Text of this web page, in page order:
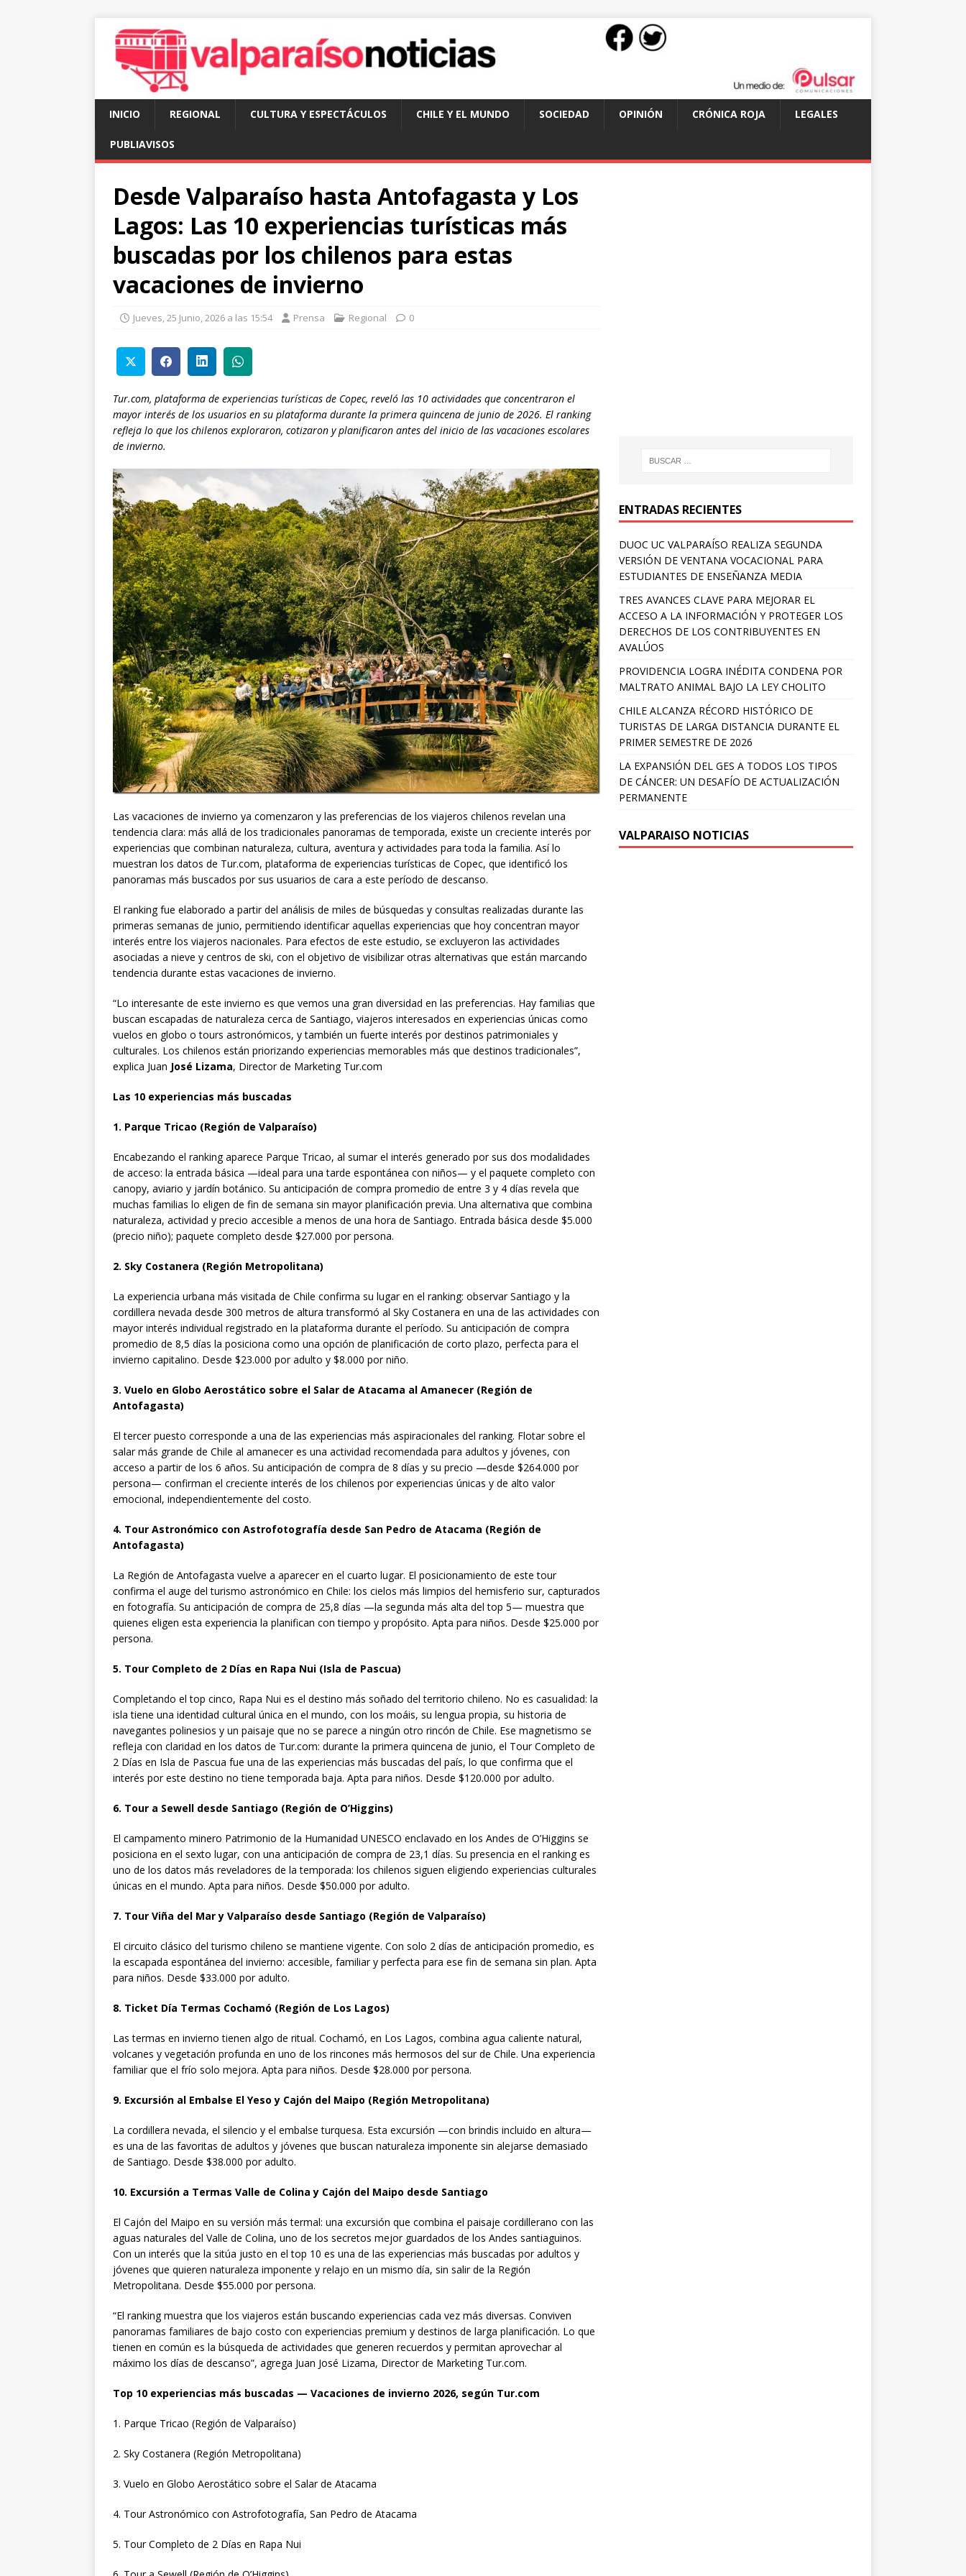
INICIO REGIONAL CULTURA Y ESPECTÁCULOS CHILE Y EL MUNDO SOCIEDAD OPINIÓN CRÓNICA ROJA LEGALES
PUBLIAVISOS
Desde Valparaíso hasta Antofagasta y Los
Lagos: Las 10 experiencias turísticas más
buscadas por los chilenos para estas
vacaciones de invierno
Jueves, 25 Junio, 2026 a las 15:54 Prensa Regional 0
Tur.com, plataforma de experiencias turísticas de Copec, reveló las 10 actividades que concentraron el
mayor interés de los usuarios en su plataforma durante la primera quincena de junio de 2026. El ranking
refleja lo que los chilenos exploraron, cotizaron y planificaron antes del inicio de las vacaciones escolares
de invierno.
Las vacaciones de invierno ya comenzaron y las preferencias de los viajeros chilenos revelan una
tendencia clara: más allá de los tradicionales panoramas de temporada, existe un creciente interés por
experiencias que combinan naturaleza, cultura, aventura y actividades para toda la familia. Así lo
muestran los datos de Tur.com, plataforma de experiencias turísticas de Copec, que identificó los
panoramas más buscados por sus usuarios de cara a este período de descanso.
El ranking fue elaborado a partir del análisis de miles de búsquedas y consultas realizadas durante las
primeras semanas de junio, permitiendo identificar aquellas experiencias que hoy concentran mayor
interés entre los viajeros nacionales. Para efectos de este estudio, se excluyeron las actividades
asociadas a nieve y centros de ski, con el objetivo de visibilizar otras alternativas que están marcando
tendencia durante estas vacaciones de invierno.
“Lo interesante de este invierno es que vemos una gran diversidad en las preferencias. Hay familias que
buscan escapadas de naturaleza cerca de Santiago, viajeros interesados en experiencias únicas como
vuelos en globo o tours astronómicos, y también un fuerte interés por destinos patrimoniales y
culturales. Los chilenos están priorizando experiencias memorables más que destinos tradicionales”,
explica Juan José Lizama, Director de Marketing Tur.com
Las 10 experiencias más buscadas
1. Parque Tricao (Región de Valparaíso)
Encabezando el ranking aparece Parque Tricao, al sumar el interés generado por sus dos modalidades
de acceso: la entrada básica —ideal para una tarde espontánea con niños— y el paquete completo con
canopy, aviario y jardín botánico. Su anticipación de compra promedio de entre 3 y 4 días revela que
muchas familias lo eligen de fin de semana sin mayor planificación previa. Una alternativa que combina
naturaleza, actividad y precio accesible a menos de una hora de Santiago. Entrada básica desde $5.000
(precio niño); paquete completo desde $27.000 por persona.
2. Sky Costanera (Región Metropolitana)
La experiencia urbana más visitada de Chile confirma su lugar en el ranking: observar Santiago y la
cordillera nevada desde 300 metros de altura transformó al Sky Costanera en una de las actividades con
mayor interés individual registrado en la plataforma durante el período. Su anticipación de compra
promedio de 8,5 días la posiciona como una opción de planificación de corto plazo, perfecta para el
invierno capitalino. Desde $23.000 por adulto y $8.000 por niño.
3. Vuelo en Globo Aerostático sobre el Salar de Atacama al Amanecer (Región de
Antofagasta)
El tercer puesto corresponde a una de las experiencias más aspiracionales del ranking. Flotar sobre el
salar más grande de Chile al amanecer es una actividad recomendada para adultos y jóvenes, con
acceso a partir de los 6 años. Su anticipación de compra de 8 días y su precio —desde $264.000 por
persona— confirman el creciente interés de los chilenos por experiencias únicas y de alto valor
emocional, independientemente del costo.
4. Tour Astronómico con Astrofotografía desde San Pedro de Atacama (Región de
Antofagasta)
La Región de Antofagasta vuelve a aparecer en el cuarto lugar. El posicionamiento de este tour
confirma el auge del turismo astronómico en Chile: los cielos más limpios del hemisferio sur, capturados
en fotografía. Su anticipación de compra de 25,8 días —la segunda más alta del top 5— muestra que
quienes eligen esta experiencia la planifican con tiempo y propósito. Apta para niños. Desde $25.000 por
persona.
5. Tour Completo de 2 Días en Rapa Nui (Isla de Pascua)
Completando el top cinco, Rapa Nui es el destino más soñado del territorio chileno. No es casualidad: la
isla tiene una identidad cultural única en el mundo, con los moáis, su lengua propia, su historia de
navegantes polinesios y un paisaje que no se parece a ningún otro rincón de Chile. Ese magnetismo se
refleja con claridad en los datos de Tur.com: durante la primera quincena de junio, el Tour Completo de
2 Días en Isla de Pascua fue una de las experiencias más buscadas del país, lo que confirma que el
interés por este destino no tiene temporada baja. Apta para niños. Desde $120.000 por adulto.
6. Tour a Sewell desde Santiago (Región de O’Higgins)
El campamento minero Patrimonio de la Humanidad UNESCO enclavado en los Andes de O’Higgins se
posiciona en el sexto lugar, con una anticipación de compra de 23,1 días. Su presencia en el ranking es
uno de los datos más reveladores de la temporada: los chilenos siguen eligiendo experiencias culturales
únicas en el mundo. Apta para niños. Desde $50.000 por adulto.
7. Tour Viña del Mar y Valparaíso desde Santiago (Región de Valparaíso)
El circuito clásico del turismo chileno se mantiene vigente. Con solo 2 días de anticipación promedio, es
la escapada espontánea del invierno: accesible, familiar y perfecta para ese fin de semana sin plan. Apta
para niños. Desde $33.000 por adulto.
8. Ticket Día Termas Cochamó (Región de Los Lagos)
Las termas en invierno tienen algo de ritual. Cochamó, en Los Lagos, combina agua caliente natural,
volcanes y vegetación profunda en uno de los rincones más hermosos del sur de Chile. Una experiencia
familiar que el frío solo mejora. Apta para niños. Desde $28.000 por persona.
9. Excursión al Embalse El Yeso y Cajón del Maipo (Región Metropolitana)
La cordillera nevada, el silencio y el embalse turquesa. Esta excursión —con brindis incluido en altura—
es una de las favoritas de adultos y jóvenes que buscan naturaleza imponente sin alejarse demasiado
de Santiago. Desde $38.000 por adulto.
10. Excursión a Termas Valle de Colina y Cajón del Maipo desde Santiago
El Cajón del Maipo en su versión más termal: una excursión que combina el paisaje cordillerano con las
aguas naturales del Valle de Colina, uno de los secretos mejor guardados de los Andes santiaguinos.
Con un interés que la sitúa justo en el top 10 es una de las experiencias más buscadas por adultos y
jóvenes que quieren naturaleza imponente y relajo en un mismo día, sin salir de la Región
Metropolitana. Desde $55.000 por persona.
“El ranking muestra que los viajeros están buscando experiencias cada vez más diversas. Conviven
panoramas familiares de bajo costo con experiencias premium y destinos de larga planificación. Lo que
tienen en común es la búsqueda de actividades que generen recuerdos y permitan aprovechar al
máximo los días de descanso”, agrega Juan José Lizama, Director de Marketing Tur.com.
Top 10 experiencias más buscadas — Vacaciones de invierno 2026, según Tur.com
1. Parque Tricao (Región de Valparaíso)
2. Sky Costanera (Región Metropolitana)
3. Vuelo en Globo Aerostático sobre el Salar de Atacama
4. Tour Astronómico con Astrofotografía, San Pedro de Atacama
5. Tour Completo de 2 Días en Rapa Nui
ENTRADAS RECIENTES
DUOC UC VALPARAÍSO REALIZA SEGUNDA
VERSIÓN DE VENTANA VOCACIONAL PARA
ESTUDIANTES DE ENSEÑANZA MEDIA
TRES AVANCES CLAVE PARA MEJORAR EL
ACCESO A LA INFORMACIÓN Y PROTEGER LOS
DERECHOS DE LOS CONTRIBUYENTES EN
AVALÚOS
PROVIDENCIA LOGRA INÉDITA CONDENA POR
MALTRATO ANIMAL BAJO LA LEY CHOLITO
CHILE ALCANZA RÉCORD HISTÓRICO DE
TURISTAS DE LARGA DISTANCIA DURANTE EL
PRIMER SEMESTRE DE 2026
LA EXPANSIÓN DEL GES A TODOS LOS TIPOS
DE CÁNCER: UN DESAFÍO DE ACTUALIZACIÓN
PERMANENTE
VALPARAISO NOTICIAS